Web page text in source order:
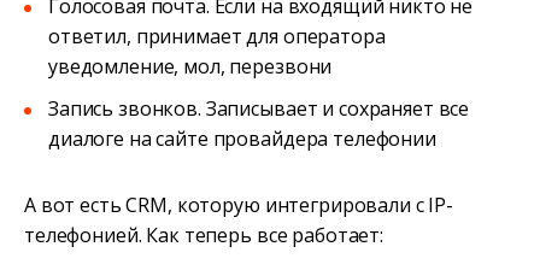
Голосовая почта. Если на входящий никто не
ответил, принимает для оператора
уведомление, мол, перезвони
Запись звонков. Записывает и сохраняет все
диалоге на сайте провайдера телефонии
А вот есть CRM, которую интегрировали с IP-
телефонией. Как теперь все работает: